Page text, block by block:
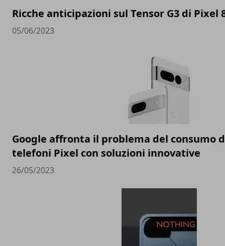
Ricche anticipazioni sul Tensor G3 di Pixel
05/06/2023
Google affronta il problema del consumo
telefoni Pixel con soluzioni innovative
26/05/2023